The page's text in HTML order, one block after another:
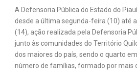
A Defensoria Pública do Estado do
desde a última segunda-feira (10) até
(14), ação realizada pela Defensoria
junto às comunidades do Território
dos maiores do país, sendo o quarto
número de famílias, formado por mais